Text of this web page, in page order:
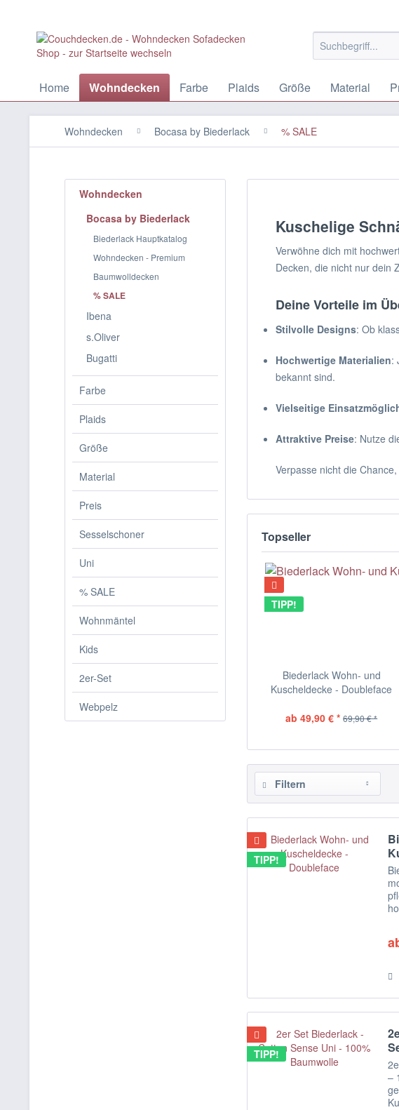
Home Wohndecken Farbe Plaids Größe Material
Wohndecken Bocasa by Biederlack % SALE
Wohndecken
Bocasa by Biederlack
Biederlack Hauptkatalog
Wohndecken - Premium
Baumwolldecken
% SALE
Ibena
s.Oliver
Bugatti
Farbe
Plaids
Größe
Material
Preis
Sesselschoner
Uni
% SALE
Wohnmäntel
Kids
2er-Set
Webpelz
Kuschelige
Verwöhne dich mit
Decken, die nicht nur dein
Deine Vorteile im
Stilvolle Designs: Ob
Hochwertige Materialien:
bekannt sind.
Vielseitige
Attraktive Preise: Nutze
Verpasse nicht die
Topseller
TIPP!
Biederlack Wohn- und
Kuscheldecke - Doubleface
ab 49,90 € * 69,90 € *
Filtern
TIPP!
TIPP!
–